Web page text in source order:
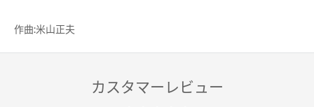
作曲:米山正夫
カスタマーレビュー